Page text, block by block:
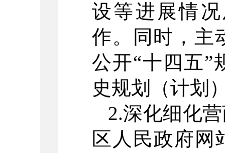
设等进展情
作。同时，主
公开“十四五”
史规划（计划
2.深化细化
区人民政府网